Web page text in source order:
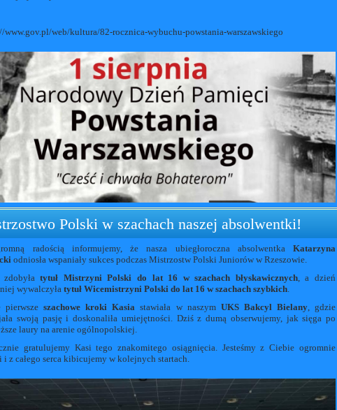
www.gov.pl/web/kultura/82-rocznica-wybuchu-powstania-warszawskiego
Polski w szachach naszej absolwentki!
radością informujemy, że nasza ubiegłoroczna absolwentka Katarzyna
odniosła wspaniały sukces podczas Mistrzostw Polski Juniorów w Rzeszowie.
zdobyłatytuł Mistrzyni Polski do lat 16 w szachach błyskawicznych, a dzień
wywalczyła tytuł Wicemistrzyni Polski do lat 16 w szachach szybkich
pierwszeszachowe kroki Kasia stawiała w naszym UKS Bakcyl Bielany, gdzie
swoją pasję i doskonaliła umiejętności. Dziś z dumą obserwujemy, jak sięga po
laury na arenie ogólnopolskiej.
gratulujemy Kasi tego znakomitego osiągnięcia. Jesteśmy z Ciebie ogromnie
i z całego serca kibicujemy w kolejnych startach.